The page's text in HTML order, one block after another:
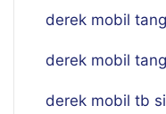
derek mobil
derek mobil
derek mobil tb